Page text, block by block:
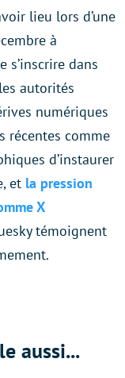
lieu lors d’une
à
s’inscrire dans
autorités
numériques
récentes comme
d’instaurer
et la pression
X
témoignent
aussi...